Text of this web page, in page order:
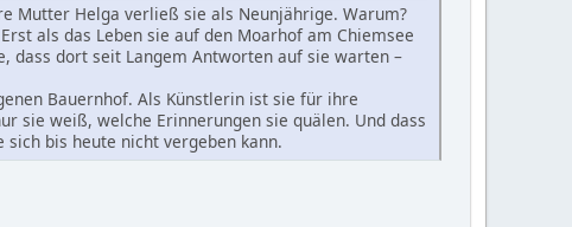
Mutter Helga verließ sie als Neunjährige. Warum?
als das Leben sie auf den Moarhof am Chiemsee
dass dort seit Langem Antworten auf sie warten –
Bauernhof. Als Künstlerin ist sie für ihre
sie weiß, welche Erinnerungen sie quälen. Und dass
bis heute nicht vergeben kann.